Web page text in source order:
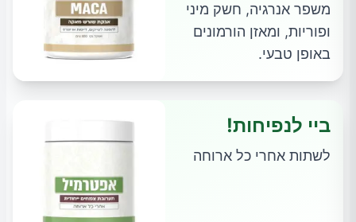
משפר אנרגיה, חשק מיני
ופוריות, ומאזן הורמונים
באופן טבעי.
ביי לנפיחות!
לשתות אחרי כל ארוחה